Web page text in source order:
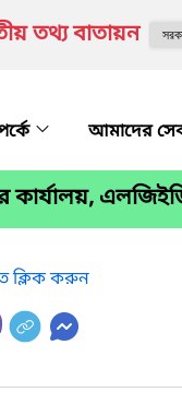
তথ্য বাতায়ন
আমাদের
ক্লিক করুন